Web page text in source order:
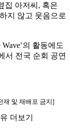
집 아저씨, 혹은
지 않고 웃음으로
의 활동에도
서 전국 순회 공연
재 및 재배포 금지]
더보기